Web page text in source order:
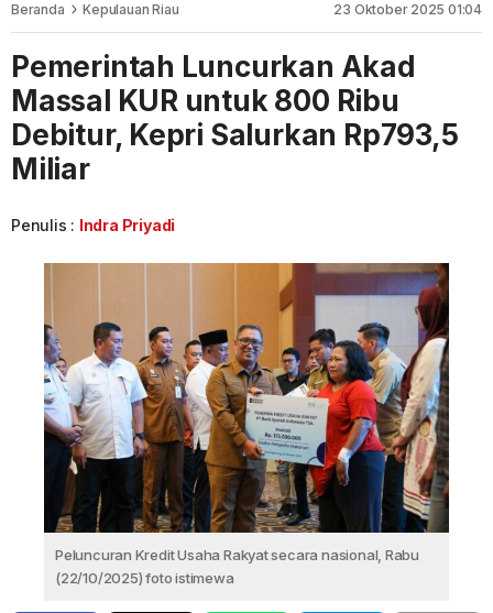
Beranda Kepulauan Riau 23 Oktober 2025 01:04
Pemerintah Luncurkan Akad
Massal KUR untuk 800 Ribu
Debitur, Kepri Salurkan Rp793,5
Miliar
Penulis : Indra Priyadi
Peluncuran Kredit Usaha Rakyat secara nasional, Rabu
(22/10/2025) foto istimewa